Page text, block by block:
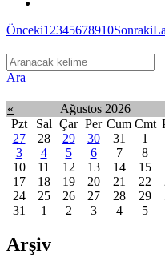
Önceki1 2345678910Sonraki
Ara
« Ağustos 2026
Pzt
Sal Çar Per Cum Cmt
27
28 29 30 31 1
3
4 5 6 7 8
10
11 12 13 14 15
17
18 19 20 21 22
24
25 26 27 28 29
31
1 2 3 4 5
Arşiv